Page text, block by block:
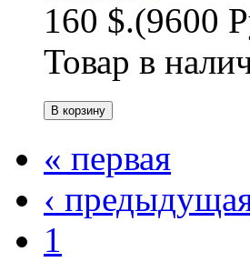
160 $.(9600
Товар в
« первая
‹
1